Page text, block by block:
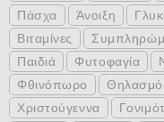
Πάσχα
Άνοιξη
Βιταμίνες
Παιδιά
Φυτοφαγία
Φθινόπωρο
Χριστούγεννα